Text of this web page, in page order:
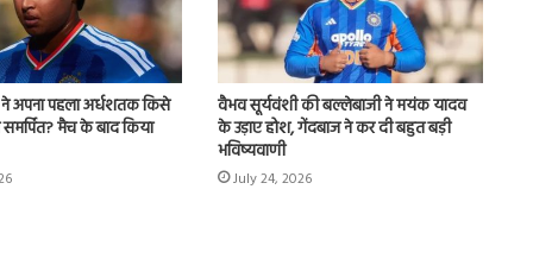
अपना पहला अर्धशतक किसे
मैच के बाद किया
वैभव सूर्यवंशी की बल्लेबाजी ने मयंक यादव
के उड़ाए होश, गेंदबाज ने कर दी बहुत बड़ी
भविष्यवाणी
July 24, 2026
वैज्ञानिकों
ने
बताया